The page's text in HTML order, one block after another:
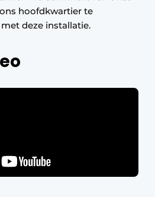
hoofdkwartier te
deze installatie.